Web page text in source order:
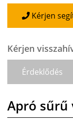
Kérjen
Kérjen
Érdeklődés
Apró sűrű